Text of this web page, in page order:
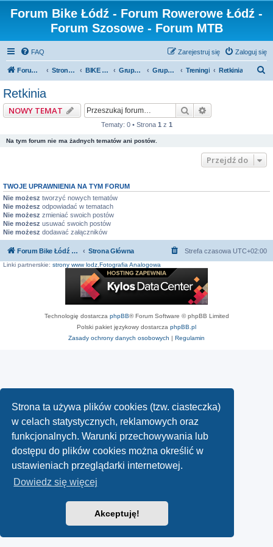
Strona ta używa plików cookies (tzw. ciasteczka)
w celach statystycznych, reklamowych oraz
funkcjonalnych. Warunki przechowywania lub
dostępu do plików cookies można określić w
ustawieniach przeglądarki internetowej.
Dowiedz się więcej
Akceptuję!
Forum Bike Łódź - Forum Rowerowe Łódź -
Forum Szosowe - Forum MTB
FAQ Zaloguj się
Zarejestruj się
Forum Bike Łódź - Forum Rowerowe Łódź - Forum Szosowe - Forum MTB Strona Główna BIKE ŁÓDŹ Grupy rowerowe Grupa Cyklomaniacy Treningi Retkinia
Retkinia
NOWY TEMAT Szukaj
Tematy: 0 • Strona 1 z 1
Na tym forum nie ma żadnych tematów ani postów.
Przejdź do
TWOJE UPRAWNIENIA NA TYM FORUM
Nie możesz tworzyć nowych tematów
Nie możesz odpowiadać w tematach
Nie możesz zmieniać swoich postów
Nie możesz usuwać swoich postów
Nie możesz dodawać załączników
Forum Bike Łódź - Forum Rowerowe Łódź - Forum Szosowe - Forum MTB Strona Główna Strefa czasowa UTC+02:00
Linki partnerskie: strony www lodz Fotografia Analogowa
Technologię dostarcza phpBB® Forum Software © phpBB Limited
Polski pakiet językowy dostarcza phpBB.pl
Zasady ochrony danych osobowych | Regulamin